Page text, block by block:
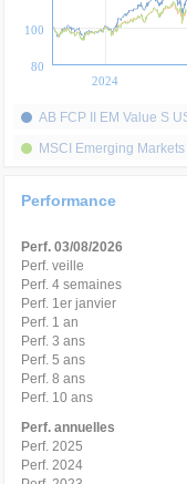
2024
80
100
AB FCP II EM Value S
MSCI Emerging Markets
Performance
Perf. 03/08/2026
Perf. veille
Perf. 4 semaines
Perf. 1er janvier
Perf. 1 an
Perf. 3 ans
Perf. 5 ans
Perf. 8 ans
Perf. 10 ans
Perf. annuelles
Perf. 2025
Perf. 2024